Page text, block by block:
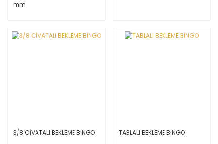
mm
3/8 CİVATALI BEKLEME BİNGO TABLALI BEKLEME BİNGO